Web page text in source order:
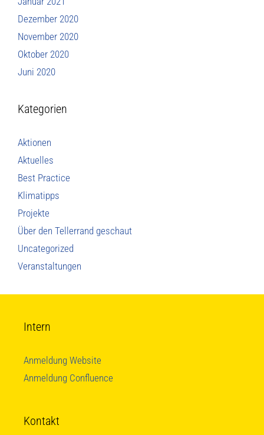
Dezember 2020
November 2020
Oktober 2020
Juni 2020
Kategorien
Aktionen
Aktuelles
Best Practice
Klimatipps
Projekte
Über den Tellerrand geschaut
Uncategorized
Veranstaltungen
Intern
Anmeldung Website
Anmeldung Confluence
Kontakt